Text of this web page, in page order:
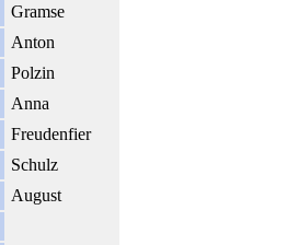
Gramse
Anton
Polzin
Anna
Freudenfier
Schulz
August